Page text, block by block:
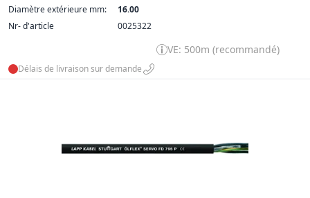
Diamètre extérieure mm:
16.00
Nr- d'article
0025322
VE: 500m (recommandé)
Délais de livraison sur demande